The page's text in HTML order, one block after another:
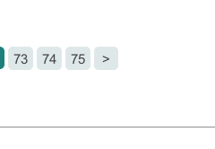
73 74 75 >